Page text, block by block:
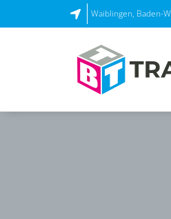
Waiblingen, Baden-